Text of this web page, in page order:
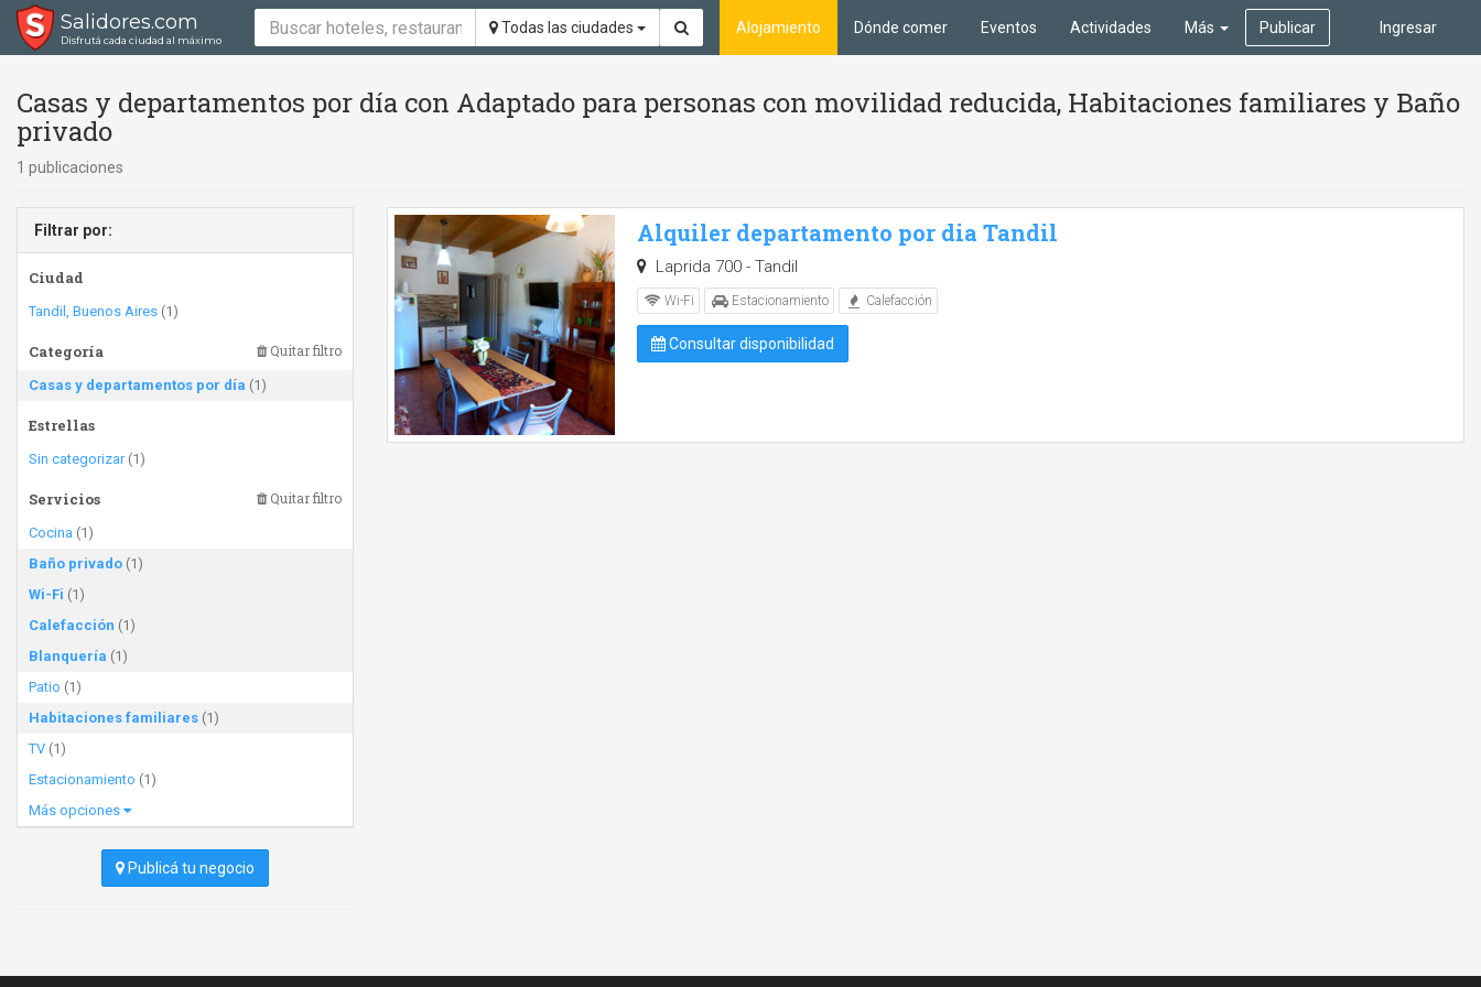
Salidores.com
Disfrutá cada ciudad al máximo
Todas las ciudades Ingresar
Alojamiento Dónde comer Eventos Actividades Más Publicar
Casas y departamentos por día con Adaptado para personas con movilidad reducida, Habitaciones familiares y Baño
privado
1 publicaciones
Filtrar por:
Ciudad
Tandil, Buenos Aires (1)
Categoría Quitar filtro
Casas y departamentos por día (1)
Estrellas
Sin categorizar(1)
Servicios Quitar filtro
Cocina (1)
Baño privado (1)
Wi-Fi (1)
Calefacción (1)
Blanquería (1)
Patio (1)
Habitaciones familiares (1)
TV (1)
Estacionamiento (1)
Más opciones
Publicá tu negocio
Alquiler departamento por dia Tandil
Laprida 700 - Tandil
Wi-Fi Estacionamiento Calefacción
Consultar disponibilidad